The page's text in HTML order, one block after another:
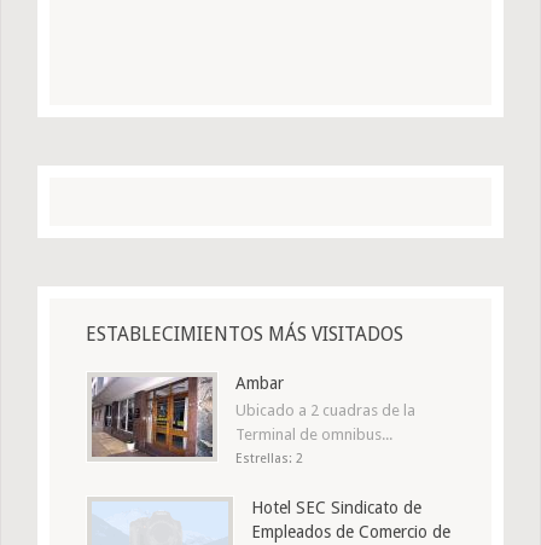
ESTABLECIMIENTOS MÁS VISITADOS
Ambar
Ubicado a 2 cuadras de la
Terminal de omnibus...
Estrellas: 2
Hotel SEC Sindicato de
Empleados de Comercio de